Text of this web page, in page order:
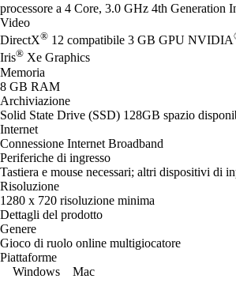
processore a 4 Core, 3.0 GHz 4th Generation
Video
DirectX® 12 compatibile 3 GB GPU NVIDIA
Iris® Xe Graphics
Memoria
8 GB RAM
Archiviazione
Solid State Drive (SSD) 128GB spazio
Internet
Connessione Internet Broadband
Periferiche di ingresso
Tastiera e mouse necessari; altri dispositivi di
Risoluzione
1280 x 720 risoluzione minima
Dettagli del prodotto
Genere
Gioco di ruolo online multigiocatore
Piattaforme
Windows
Mac